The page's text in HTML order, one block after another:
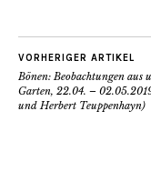
VORHERIGER ARTIKEL
Bönen: Beobachtungen aus
Garten, 22.04. –
und Herbert Teuppenhayn)